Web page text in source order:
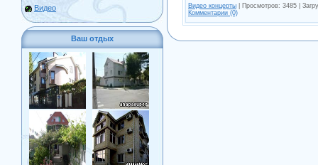
Видео
Ваш отдых
Видео концерты | Просмотров: 3485 |
Комментарии (0)